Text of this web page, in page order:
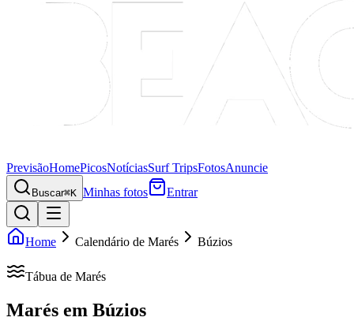
PrevisãoHomePicosNotíciasSurf TripsFotosAnuncie
Buscar⌘K Minhas fotos Entrar
Home Calendário de Marés Búzios
Tábua de Marés
Marés em Búzios